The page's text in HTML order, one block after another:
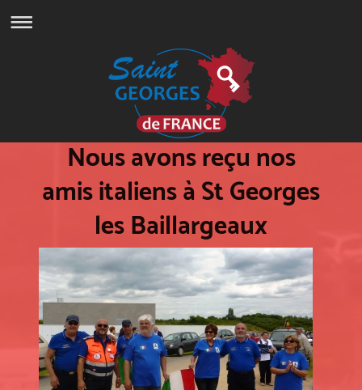
Nous avons reçu nos
amis italiens à St Georges
les Baillargeaux